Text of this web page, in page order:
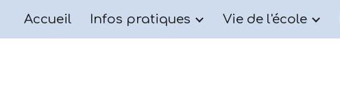
Skip to navigation
Accueil Infos pratiques Vie de l'école